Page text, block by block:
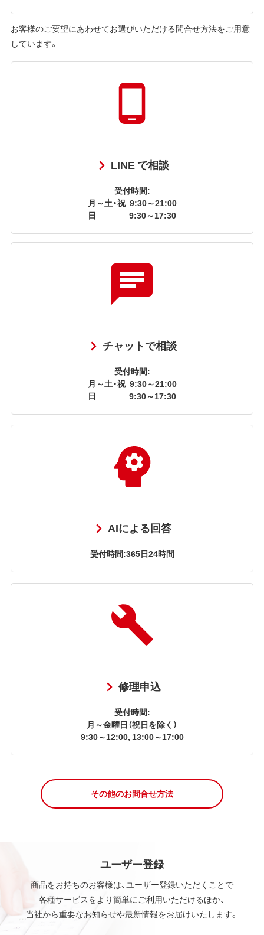
お客様のご要望にあわせてお選びいただける問合せ方法をご用意
しています。
LINE で相談
受付時間:
月～土・祝 9:30～21:00
日
9:30～17:30
チャットで相談
受付時間:
月～土・祝 9:30～21:00
日
9:30～17:30
AIによる回答
受付時間:365日24時間
修理申込
受付時間:
月～金曜日（祝日を除く）
9:30～12:00, 13:00～17:00
その他のお問合せ方法
ユーザー登録
商品をお持ちのお客様は、ユーザー登録いただくことで
各種サービスをより簡単にご利用いただけるほか、
当社から重要なお知らせや最新情報をお届けいたします。